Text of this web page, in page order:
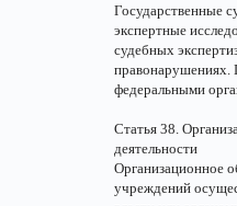
Государственные
экспертные
судебных
правонарушениях.
федеральными
Статья 38.
деятельности
Организационное
учреждений